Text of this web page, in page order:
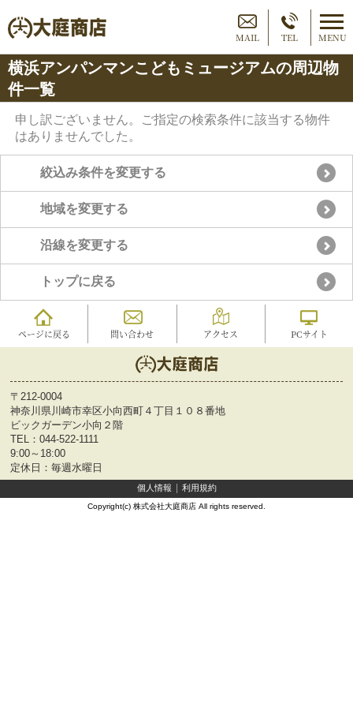
MAIL TEL MENU
横浜アンパンマンこどもミュージアムの周辺物
件一覧
申し訳ございません。ご指定の検索条件に該当する物件
はありませんでした。
絞込み条件を変更する
地域を変更する
沿線を変更する
トップに戻る
ページに戻る 問い合わせ アクセス PCサイト
〒212-0004
神奈川県川崎市幸区小向西町４丁目１０８番地
ビックガーデン小向２階
TEL： 044-522-1111
9:00～18:00
定休日：毎週水曜日
個人情報 利用規約
Copyright(c) 株式会社大庭商店 All rights reserved.